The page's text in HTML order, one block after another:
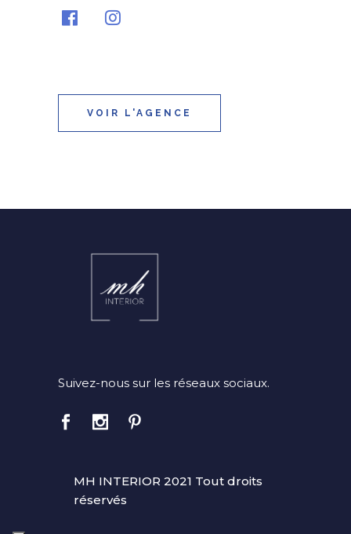
VOIR L'AGENCE
Suivez-nous sur les réseaux sociaux.
MH INTERIOR 2021 Tout droits
réservés